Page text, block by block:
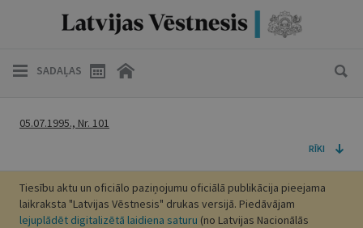
SADAĻAS
05.07.1995., Nr. 101
RĪKI
Tiesību aktu un oficiālo paziņojumu oficiālā publikācija pieejama
laikraksta "Latvijas Vēstnesis" drukas versijā. Piedāvājam
lejuplādēt digitalizētā laidiena saturu (no Latvijas Nacionālās